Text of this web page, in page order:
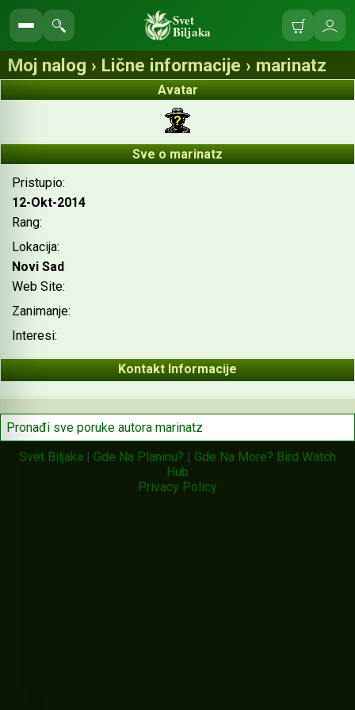
Pretraga
sajta
Svet
Biljaka Korpa
se
Moj nalog › Lične informacije › marinatz
Avatar
Sve o marinatz
Pristupio:
12-Okt-2014
Rang:
Lokacija:
Novi Sad
Web Site:
Zanimanje:
Interesi:
Kontakt Informacije
Pronađi sve poruke autora marinatz
Svet Biljaka | Gde Na Planinu? | Gde Na More? Bird Watch
Hub
Privacy Policy